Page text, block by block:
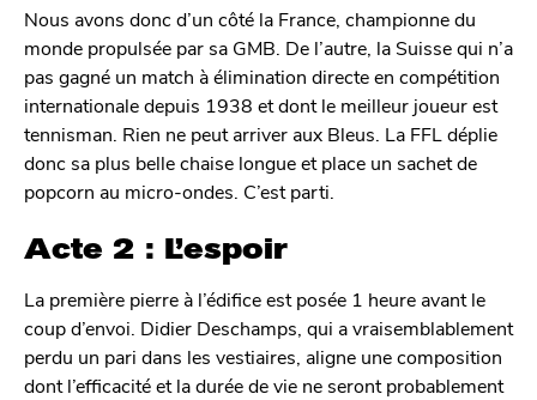
Nous avons donc d’un côté la France, championne du
monde propulsée par sa GMB. De l’autre, la Suisse qui n’a
pas gagné un match à élimination directe en compétition
internationale depuis 1938 et dont le meilleur joueur est
tennisman. Rien ne peut arriver aux Bleus. La FFL déplie
donc sa plus belle chaise longue et place un sachet de
popcorn au micro-ondes. C’est parti.
Acte 2 : L’espoir
La première pierre à l’édifice est posée 1 heure avant le
coup d’envoi. Didier Deschamps, qui a vraisemblablement
perdu un pari dans les vestiaires, aligne une composition
dont l’efficacité et la durée de vie ne seront probablement